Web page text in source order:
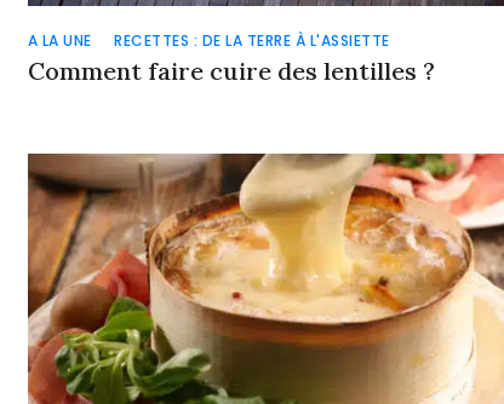
A LA UNE RECETTES : DE LA TERRE À L'ASSIETTE
Comment faire cuire des lentilles ?